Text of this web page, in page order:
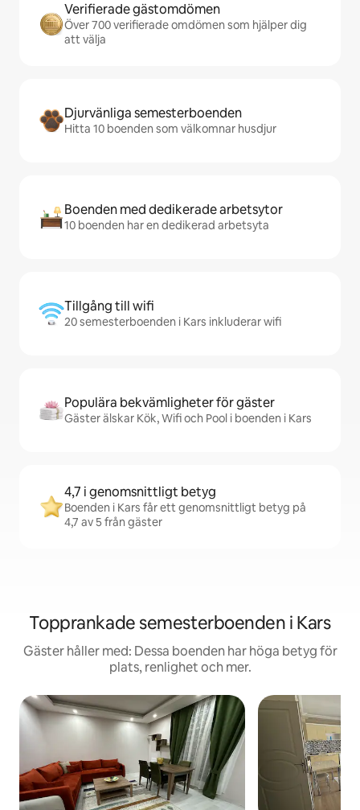
Verifierade gästomdömen
Över 700 verifierade omdömen som hjälper dig
att välja
Djurvänliga semesterboenden
Hitta 10 boenden som välkomnar husdjur
Boenden med dedikerade arbetsytor
10 boenden har en dedikerad arbetsyta
Tillgång till wifi
20 semesterboenden i Kars inkluderar wifi
Populära bekvämligheter för gäster
Gäster älskar Kök, Wifi och Pool i boenden i Kars
4,7 i genomsnittligt betyg
Boenden i Kars får ett genomsnittligt betyg på
4,7 av 5 från gäster
Topprankade semesterboenden i Kars
Gäster håller med: Dessa boenden har höga betyg för
plats, renlighet och mer.